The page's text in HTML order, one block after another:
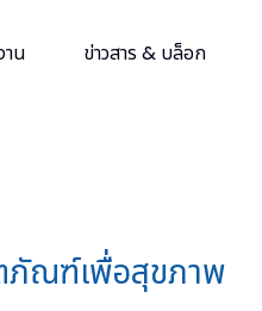
าน ข่าวสาร & บล็อก
ณฑ์เพื่อสุขภาพ